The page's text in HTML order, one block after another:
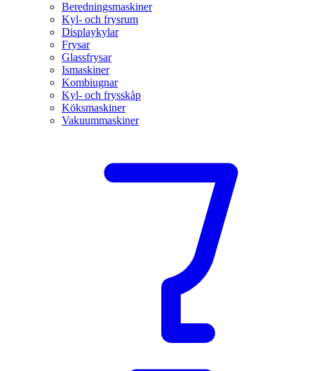
Beredningsmaskiner
Kyl- och frysrum
Displaykylar
Frysar
Glassfrysar
Ismaskiner
Kombiugnar
Kyl- och frysskåp
Köksmaskiner
Vakuummaskiner